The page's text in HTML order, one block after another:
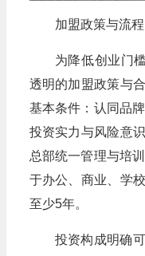
加盟政策与流
为降低创业门
透明的加盟政策与
基本条件：认同品
投资实力与风险意
总部统一管理与培
于办公、商业、学
至少5年。
投资构成明确